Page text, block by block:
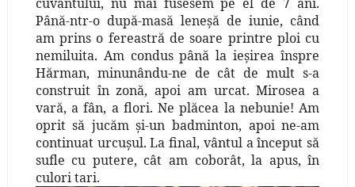
Până-ntr-o după-masă leneşă de iunie, când
am prins o fereastră de soare printre ploi cu
nemiluita. Am condus până la ieşirea înspre
Hărman, minunându-ne de cât de mult s-a
construit în zonă, apoi am urcat. Mirosea a
vară, a fân, a flori. Ne plăcea la nebunie! Am
oprit să jucăm şi-un badminton, apoi ne-am
continuat urcuşul. La final, vântul a început să
sufle cu putere, cât am coborât, la apus, în
culori tari.